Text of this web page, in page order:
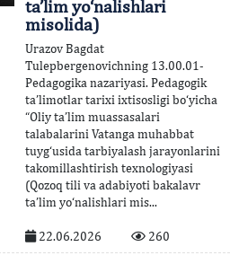
ta’lim yo‘nalishlari
misolida)
Urazov Bagdat
Tulepbergenovichning 13.00.01-
Pedagogika nazariyasi. Pedagogik
ta’limotlar tarixi ixtisosligi bo‘yicha
“Oliy ta’lim muassasalari
talabalarini Vatanga muhabbat
tuyg‘usida tarbiyalash jarayonlarini
takomillashtirish texnologiyasi
(Qozoq tili va adabiyoti bakalavr
ta’lim yo‘nalishlari mis...
22.06.2026 260